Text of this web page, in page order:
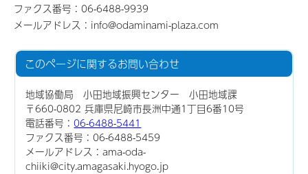
ファクス番号：06-6488-9939
メールアドレス：info@odaminami-plaza.com
このページに関するお問い合わせ
地域協働局 小田地域振興センター 小田地域課
〒660-0802 兵庫県尼崎市長洲中通1丁目6番10号
電話番号：06-6488-5441
ファクス番号：06-6488-5459
メールアドレス：ama-oda-
chiiki@city.amagasaki.hyogo.jp